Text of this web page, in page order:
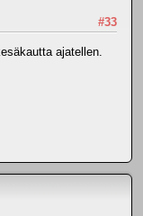
#33
ajatellen.